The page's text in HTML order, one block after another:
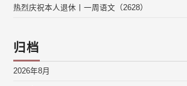
热烈庆祝本人退休丨一周语文（2628）
归档
2026年8月